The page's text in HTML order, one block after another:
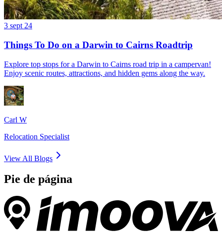
3 sept 24
Things To Do on a Darwin to Cairns Roadtrip
Explore top stops for a Darwin to Cairns road trip in a campervan!
Enjoy scenic routes, attractions, and hidden gems along the way.
Carl W
Relocation Specialist
View All Blogs
Pie de página